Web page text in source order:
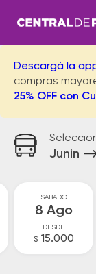
Descargá la
compras
25% OFF con
Junin
SABADO
8 Ago
DESDE
$ 15.000